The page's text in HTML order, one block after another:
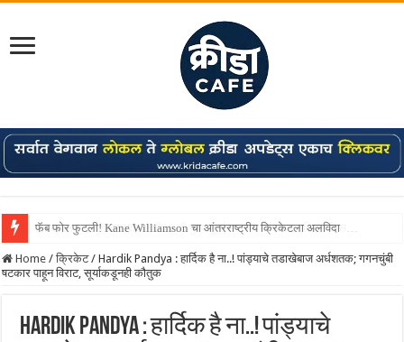
Shreyas Iyer कॅप्टन झाला! टी20 ची पुन्हा मुंबईकराच्या खांद्यावर, एशियन गेम्स…
Home / क्रिकेट / Hardik Pandya : हार्दिक है ना..! पांड्याचे तडाखेबाज अर्धशतक; गगनचुंबी
षटकार पाहून विराट, सूर्याकडूनही कौतुक
Hardik Pandya : हार्दिक है ना..! पांड्याचे